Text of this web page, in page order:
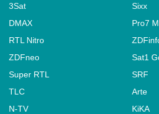
3Sat
Sixx
DMAX
Pro7
RTL Nitro
ZDFneo
Sat1
Super RTL
SRF
TLC
Arte
N-TV
KiKA